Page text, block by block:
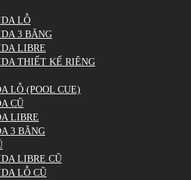
LỖ
3 BĂNG
LIBRE
THIẾT KẾ RIÊNG
LỖ (POOL CUE)
CŨ
LIBRE
3 BĂNG
LIBRE CŨ
LỖ CŨ